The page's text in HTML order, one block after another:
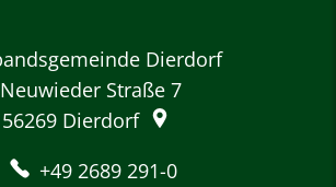
Dierdorf
Neuwieder Straße 7
56269 Dierdorf
+49 2689 291-0